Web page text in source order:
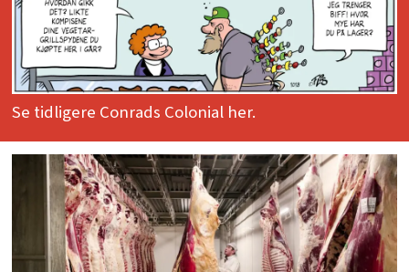
Se tidligere Conrads Colonial her.